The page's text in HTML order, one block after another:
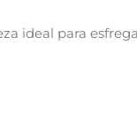
ideal para